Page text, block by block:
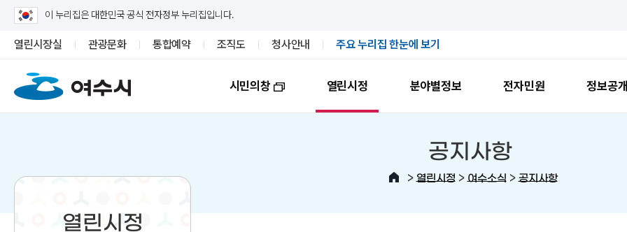
이 누리집은 대한민국 공식 전자정부 누리집입니다.
열린시장실 관광문화 통합예약 조직도 청사안내 주요 누리집 한눈에 보기
시민의창 열린시정 분야별정보 전자민원 정보공
열린시정
공지사항
> 열린시정 > 여수소식 > 공지사항